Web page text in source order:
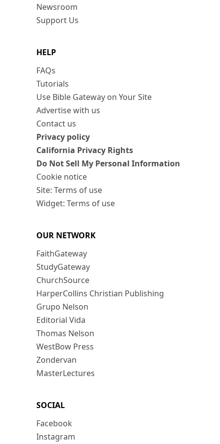
Newsroom
Support Us
HELP
FAQs
Tutorials
Use Bible Gateway on Your Site
Advertise with us
Contact us
Privacy policy
California Privacy Rights
Do Not Sell My Personal Information
Cookie notice
Site: Terms of use
Widget: Terms of use
OUR NETWORK
FaithGateway
StudyGateway
ChurchSource
HarperCollins Christian Publishing
Grupo Nelson
Editorial Vida
Thomas Nelson
WestBow Press
Zondervan
MasterLectures
SOCIAL
Facebook
Instagram